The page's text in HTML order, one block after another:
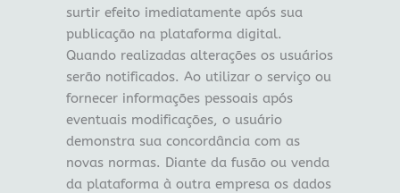
surtir efeito imediatamente após sua
publicação na plataforma digital.
Quando realizadas alterações os usuários
serão notificados. Ao utilizar o serviço ou
fornecer informações pessoais após
eventuais modificações, o usuário
demonstra sua concordância com as
novas normas. Diante da fusão ou venda
da plataforma à outra empresa os dados